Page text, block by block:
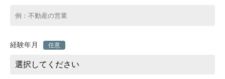
経験年月 任意